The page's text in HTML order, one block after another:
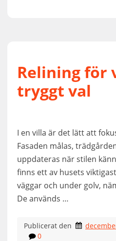
Relining för
tryggt val
I en villa är det lätt att
Fasaden målas,
uppdateras när stilen
finns ett av husets
väggar och under golv,
De används …
Publicerat den
0